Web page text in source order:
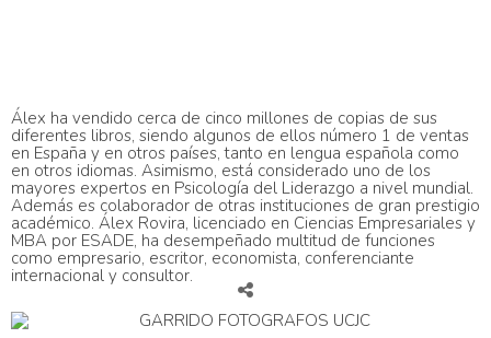
Álex ha vendido cerca de cinco millones de copias de sus
diferentes libros, siendo algunos de ellos número 1 de ventas
en España y en otros países, tanto en lengua española como
en otros idiomas. Asimismo, está considerado uno de los
mayores expertos en Psicología del Liderazgo a nivel mundial.
Además es colaborador de otras instituciones de gran prestigio
académico. Álex Rovira, licenciado en Ciencias Empresariales y
MBA por ESADE, ha desempeñado multitud de funciones
como empresario, escritor, economista, conferenciante
internacional y consultor.